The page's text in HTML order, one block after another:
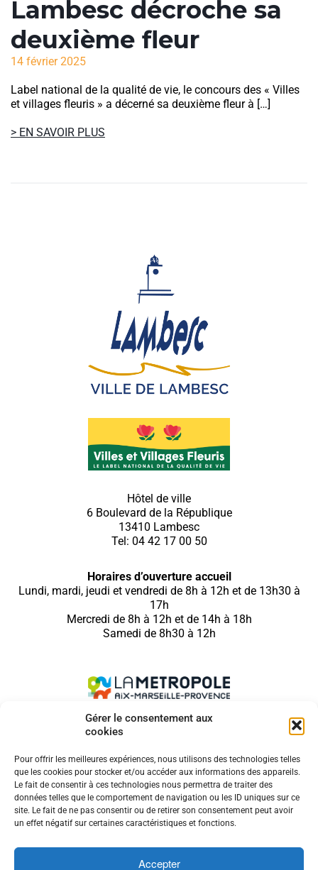
Gérer le consentement aux
cookies
Pour offrir les meilleures expériences, nous utilisons des technologies telles
que les cookies pour stocker et/ou accéder aux informations des appareils.
Le fait de consentir à ces technologies nous permettra de traiter des
données telles que le comportement de navigation ou les ID uniques sur ce
site. Le fait de ne pas consentir ou de retirer son consentement peut avoir
un effet négatif sur certaines caractéristiques et fonctions.
Accepter
Lambesc décroche sa
deuxième fleur
14 février 2025
Label national de la qualité de vie, le concours des « Villes
et villages fleuris » a décerné sa deuxième fleur à […]
> EN SAVOIR PLUS
Hôtel de ville
6 Boulevard de la République
13410 Lambesc
Tel: 04 42 17 00 50
Horaires d’ouverture accueil
Lundi, mardi, jeudi et vendredi de 8h à 12h et de 13h30 à
17h
Mercredi de 8h à 12h et de 14h à 18h
Samedi de 8h30 à 12h
MENTIONS LÉGALES